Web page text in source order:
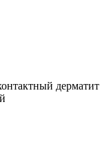
дерматит